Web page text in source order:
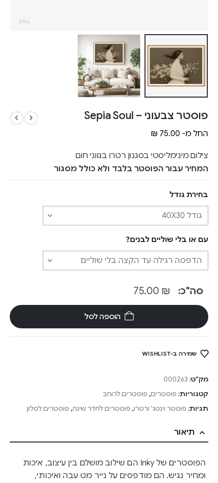
פוסטר צבעוני – Sepia Soul
החל מ- ₪ 75.00
צילום מינימליסטי בסגנון רטרו בגווני חום
המחיר עבור הפוסטר בלבד ולא כולל מסגור
בחירת גודל
עם או בלי שוליים לבנים?
סה"כ: ₪
הוספה לסל
שמירה ב-WISHLIST
מק"ט: 000263
קטגוריות: פוסטרים, פוסטרים לרוחב
תגיות: פוסטר וינטג' ורטרו, פוסטרים לחדר שינה, פוסטרים לסלון
תיאור
הפוסטרים של Inky הם שילוב מושלם בין עיצוב, איכות
ומחיר נגיש. הם מודפסים על נייר מט עבה ואיכותי,